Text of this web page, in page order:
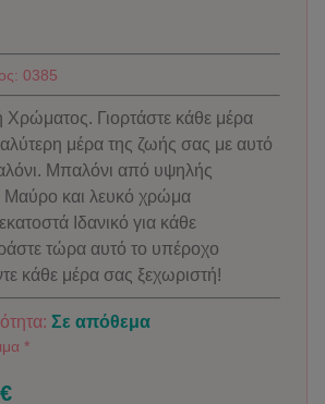
0385
Χρώματος. Γιορτάστε κάθε μέρα
μέρα της ζωής σας με αυτό
Μπαλόνι από υψηλής
Μαύρο και λευκό χρώμα
Ιδανικό για κάθε
τώρα αυτό το υπέροχο
κάθε μέρα σας ξεχωριστή!
Σε απόθεμα
*